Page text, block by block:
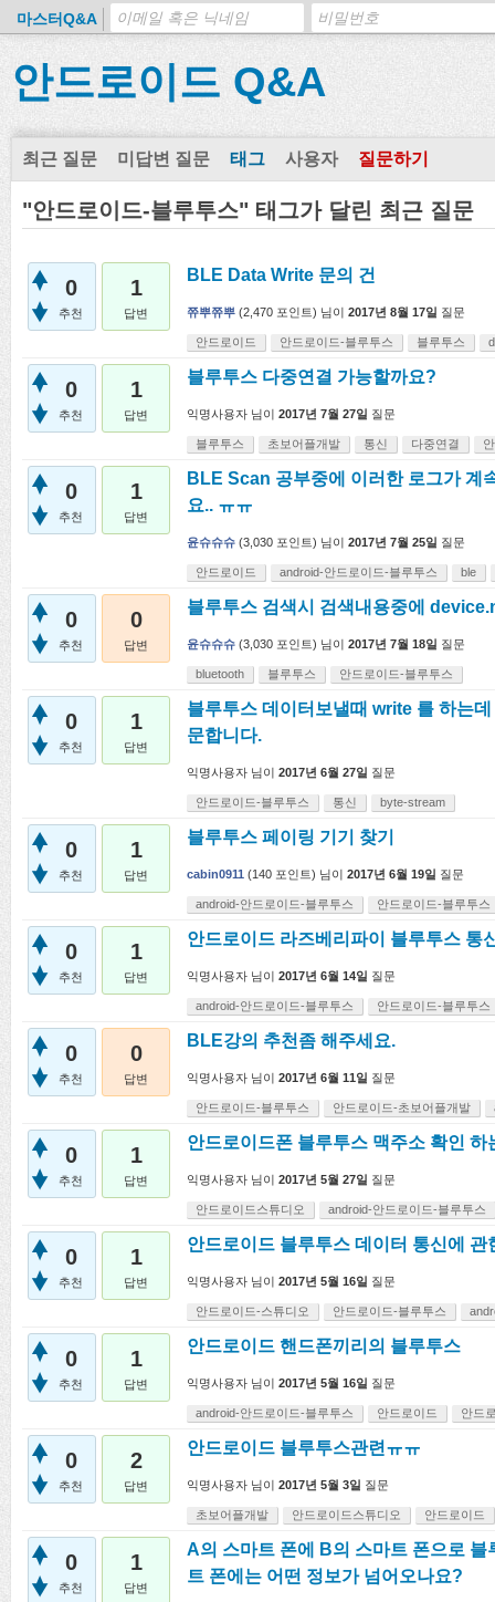
마스터Q&A
안드로이드 Q&A
최근 질문 미답변 질문 태그 사용자 질문하기
"안드로이드-블루투스" 태그가 달린 최근 질문
0
추천
1
답변
BLE Data Write 문의 건
쮸뿌쮸뿌 (2,470 포인트) 님이 2017년 8월 17일 질문
안드로이드 안드로이드-블루투스 블루투스
0
추천
1
답변
블루투스 다중연결 가능할까요?
익명사용자 님이 2017년 7월 27일 질문
블루투스 초보어플개발 통신 다중연결
0
추천
1
답변
BLE Scan 공부중에 이러한 로그가 계
요.. ㅠㅠ
윤슈슈슈 (3,030 포인트) 님이 2017년 7월 25일 질문
안드로이드 android-안드로이드-블루투스 ble
0
추천
0
답변
블루투스 검색시 검색내용중에
윤슈슈슈 (3,030 포인트) 님이 2017년 7월 18일 질문
bluetooth 블루투스 안드로이드-블루투스
0
추천
1
답변
블루투스 데이터보낼때 write 를 하는
문합니다.
익명사용자 님이 2017년 6월 27일 질문
안드로이드-블루투스 통신 byte-stream
0
추천
1
답변
블루투스 페이링 기기 찾기
cabin0911 (140 포인트) 님이 2017년 6월 19일 질문
android-안드로이드-블루투스 안드로이드-블루투스
0
추천
1
답변
안드로이드 라즈베리파이 블루투스 통
익명사용자 님이 2017년 6월 14일 질문
android-안드로이드-블루투스 안드로이드-블루투스
0
추천
0
답변
BLE강의 추천좀 해주세요.
익명사용자 님이 2017년 6월 11일 질문
안드로이드-블루투스 안드로이드-초보어플개발
0
추천
1
답변
안드로이드폰 블루투스 맥주소 확인 하
익명사용자 님이 2017년 5월 27일 질문
안드로이드스튜디오 android-안드로이드-블루투스
0
추천
1
답변
안드로이드 블루투스 데이터 통신에 관
익명사용자 님이 2017년 5월 16일 질문
안드로이드-스튜디오 안드로이드-블루투스
0
추천
1
답변
안드로이드 핸드폰끼리의 블루투스
익명사용자 님이 2017년 5월 16일 질문
android-안드로이드-블루투스 안드로이드 안드
0
추천
2
답변
안드로이드 블루투스관련ㅠㅠ
익명사용자 님이 2017년 5월 3일 질문
초보어플개발 안드로이드스튜디오 안드로이드
0
추천
1
답변
A의 스마트 폰에 B의 스마트 폰으로
트 폰에는 어떤 정보가 넘어오나요?